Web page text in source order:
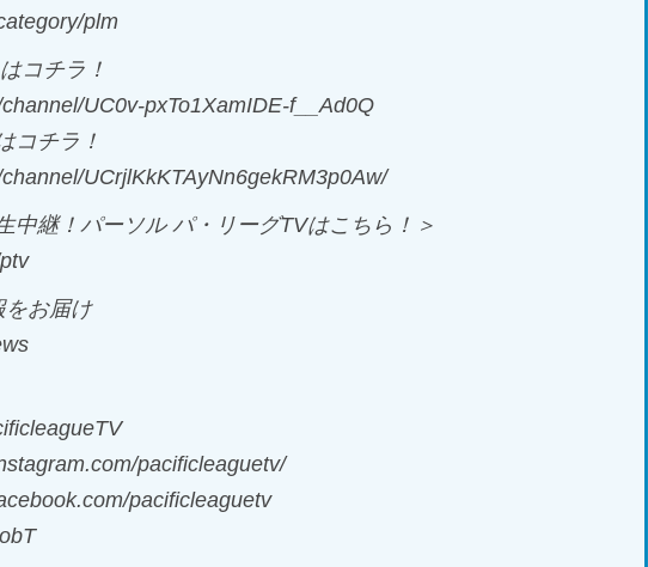
plm
コチラ！
UC0v-pxTo1XamIDE-f__Ad0Q
コチラ！
UCrjlKkKTAyNn6gekRM3p0Aw/
中継！パーソル パ・リーグTVはこちら！＞
お届け
pacificleaguetv/
pacificleaguetv